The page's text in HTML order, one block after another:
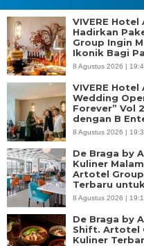
VIVERE
Hadirkan
Group Ingin
Ikonik Bagi
8 Agustus 2026 |
VIVERE Hotel
Wedding
Forever” Vol
dengan B
8 Agustus 2026 |
De Braga by
Kuliner
Artotel Group
Terbaru
8 Agustus 2026 |
De Braga by
Shift. Artotel
Kuliner